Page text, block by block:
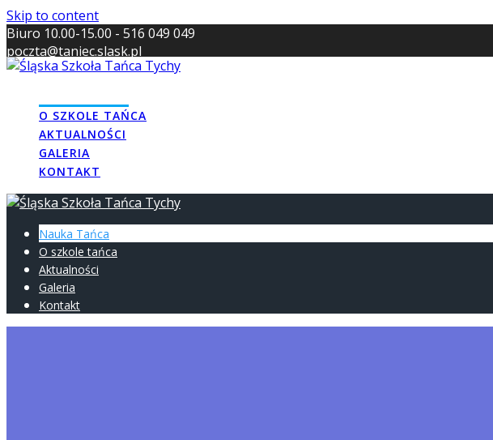
Skip to content
Biuro 10.00-15.00 - 516 049 049
poczta@taniec.slask.pl
O SZKOLE TAŃCA
AKTUALNOŚCI
GALERIA
KONTAKT
Nauka Tańca
O szkole tańca
Aktualności
Galeria
Kontakt